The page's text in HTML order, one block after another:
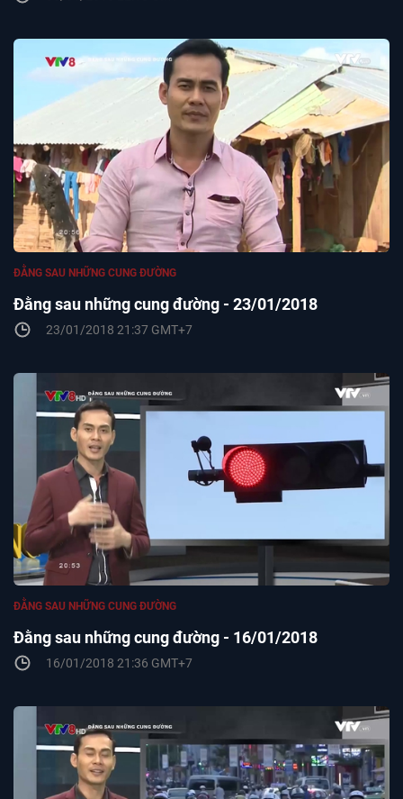
Đằng sau những cung đường - 23/01/2018
ĐẰNG SAU NHỮNG CUNG ĐƯỜNG
23/01/2018 21:37 GMT+7
Đằng sau những cung đường - 16/01/2018
ĐẰNG SAU NHỮNG CUNG ĐƯỜNG
16/01/2018 21:36 GMT+7